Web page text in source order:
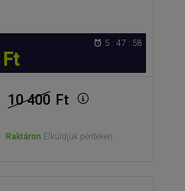
5 : 47 : 57
10 400 Ft
Raktáron Elküldjük pénteken